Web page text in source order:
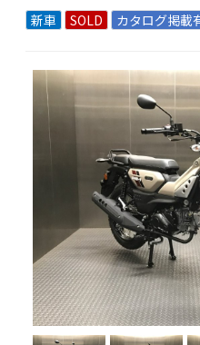
新車 SOLD カタログ掲載